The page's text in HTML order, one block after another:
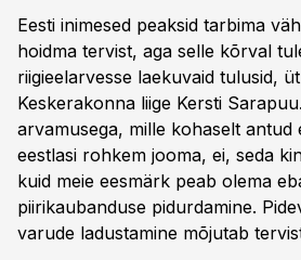
Eesti inimesed peaksid tarbima
hoidma tervist, aga selle kõrval
riigieelarvesse laekuvaid tulusid,
Keskerakonna liige Kersti
arvamusega, mille kohaselt antud
eestlasi rohkem jooma, ei, seda
kuid meie eesmärk peab olema
piirikaubanduse pidurdamine.
varude ladustamine mõjutab